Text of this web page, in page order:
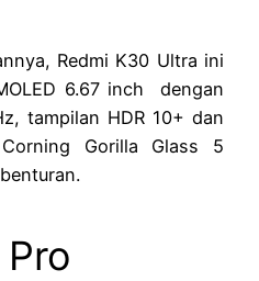
Redmi K30 Ultra ini
6.67 inch dengan
tampilan HDR 10+ dan
Gorilla Glass 5